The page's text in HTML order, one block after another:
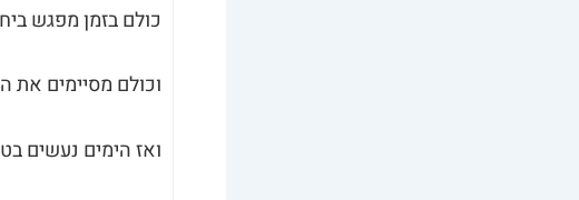
כולם בזמן מפגש
וכולם מסיימים את
ואז הימים נעשים